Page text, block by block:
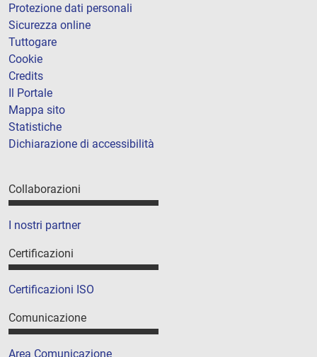
Protezione dati personali
Sicurezza online
Tuttogare
Cookie
Credits
Il Portale
Mappa sito
Statistiche
Dichiarazione di accessibilità
Collaborazioni
I nostri partner
Certificazioni
Certificazioni ISO
Comunicazione
Area Comunicazione